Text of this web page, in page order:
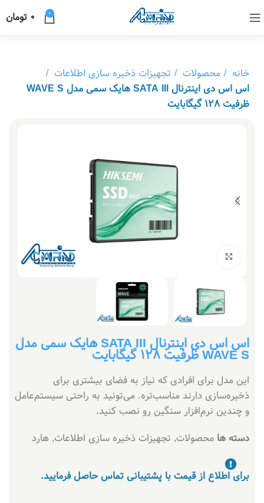
0
0 تومان
خانه محصولات
تجهیزات ذخیره سازی اطلاعات
اس اس دی اینترنال SATA III هایک سمی مدل WAVE S
ظرفیت 128 گیگابایت
اس اس دی اینترنال SATA III هایک سمی مدل
WAVE S ظرفیت 128 گیگابایت
این مدل برای افرادی که نیاز به فضای بیشتری برای
ذخیره‌سازی دارند مناسب‌تره. می‌تونید به راحتی سیستم‌عامل
و چندین نرم‌افزار سنگین رو نصب کنید.
دسته ها محصولات, تجهیزات ذخیره سازی اطلاعات, هارد
برای اطلاع از قیمت با پشتیبانی تماس حاصل فرمایید.